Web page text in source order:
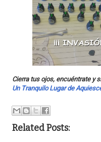
Cierra tus ojos, encuéntrate y
Un Tranquilo Lugar de
Related Posts: